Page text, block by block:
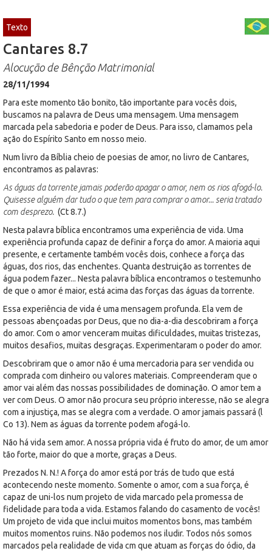
Texto
Cantares 8.7
Alocução de Bênção Matrimonial
28/11/1994
Para este momento tão bonito, tão importante para vocês dois,
buscamos na palavra de Deus uma mensagem. Uma mensagem
marcada pela sabedoria e poder de Deus. Para isso, clamamos pela
ação do Espírito Santo em nosso meio.
Num livro da Bíblia cheio de poesias de amor, no livro de Cantares,
encontramos as palavras:
As águas da torrente jamais poderão apagar o amor, nem os rios afogá-lo.
Quisesse alguém dar tudo o que tem para comprar o amor... seria tratado
com desprezo. (Ct 8.7.)
Nesta palavra bíblica encontramos uma experiência de vida. Uma
experiência profunda capaz de definir a força do amor. A maioria aqui
presente, e certamente também vocês dois, conhece a força das
águas, dos rios, das enchentes. Quanta destruição as torrentes de
água podem fazer... Nesta palavra bíblica encontramos o testemunho
de que o amor é maior, está acima das forças das águas da torrente.
Essa experiência de vida é uma mensagem profunda. Ela vem de
pessoas abençoadas por Deus, que no dia-a-dia descobriram a força
do amor. Com o amor venceram muitas dificuldades, muitas tristezas,
muitos desafios, muitas desgraças. Experimentaram o poder do amor.
Descobriram que o amor não é uma mercadoria para ser vendida ou
comprada com dinheiro ou valores materiais. Compreenderam que o
amor vai além das nossas possibilidades de dominação. O amor tem a
ver com Deus. O amor não procura seu próprio interesse, não se alegra
com a injustiça, mas se alegra com a verdade. O amor jamais passará (l
Co 13). Nem as águas da torrente podem afogá-lo.
Não há vida sem amor. A nossa própria vida é fruto do amor, de um amor
tão forte, maior do que a morte, graças a Deus.
Prezados N. N.! A força do amor está por trás de tudo que está
acontecendo neste momento. Somente o amor, com a sua força, é
capaz de uni-los num projeto de vida marcado pela promessa de
fidelidade para toda a vida. Estamos falando do casamento de vocês!
Um projeto de vida que inclui muitos momentos bons, mas também
muitos momentos ruins. Não podemos nos iludir. Todos nós somos
marcados pela realidade de vida cm que atuam as forças do ódio, da